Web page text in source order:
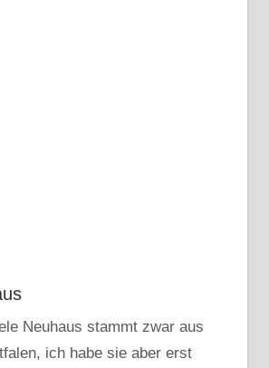
Neuhaus stammt zwar aus
ich habe sie aber erst